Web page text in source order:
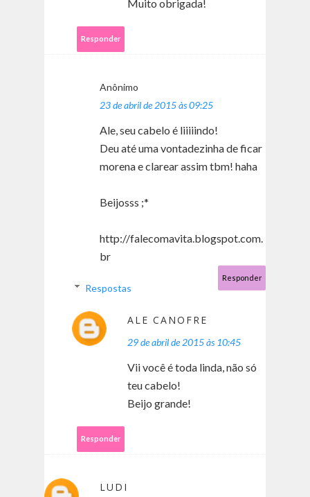
Muito obrigada!
Responder
Anônimo
23 de abril de 2015 às 09:25
Ale, seu cabelo é liiiiindo!
Deu até uma vontadezinha de ficar
morena e clarear assim tbm! haha
Beijosss ;*
http://falecomavita.blogspot.com.
br
Responder
Respostas
ALE CANOFRE
29 de abril de 2015 às 10:45
Vii você é toda linda, não só
teu cabelo!
Beijo grande!
Responder
LUDI